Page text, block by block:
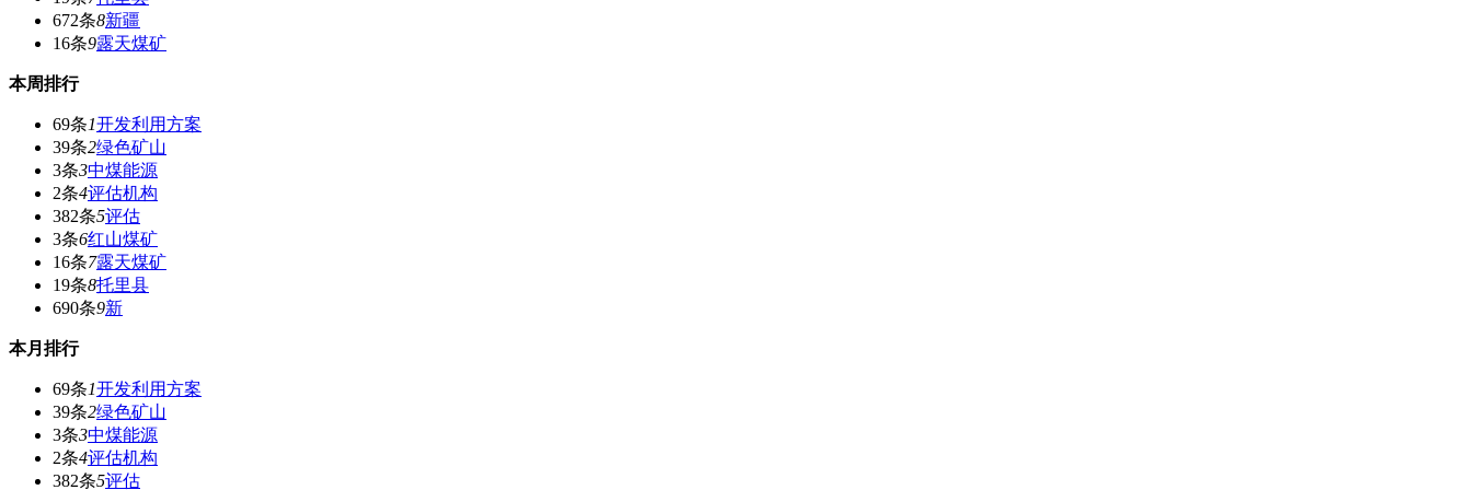
672条8新疆
16条9露天煤矿
本周排行
69条1开发利用方案
39条2绿色矿山
3条3中煤能源
2条4评估机构
382条5评估
3条6红山煤矿
16条7露天煤矿
19条8托里县
690条9新
本月排行
69条1开发利用方案
39条2绿色矿山
3条3中煤能源
2条4评估机构
382条5评估